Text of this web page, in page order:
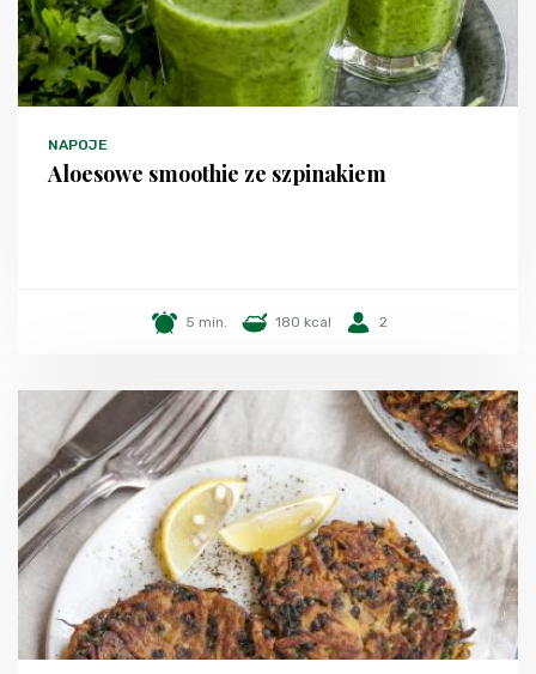
NAPOJE
Aloesowe smoothie ze szpinakiem
5 min. 180 kcal 2